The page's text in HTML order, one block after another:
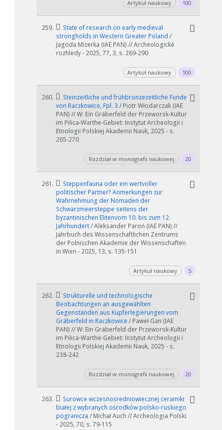
Artykuł naukowy 100
259.
State of research on early medieval
strongholds in Western Greater Poland /
Jagoda Mizerka (IAE PAN) // Archeologické
rozhledy - 2025, 77, 3, s. 269-290
Artykuł naukowy 100
260.
Steinzeitliche und frühbronzezeitliche Funde
von Raczkowice, Fpl. 3 / Piotr Włodarczak (IAE
PAN) // W: Ein Gräberfeld der Przeworsk-Kultur
im Pilica-Warthe-Gebiet: Instytut Archeologii i
Etnologii Polskiej Akademii Nauk, 2025 - s.
265-270
Rozdział w monografii naukowej 20
261.
Steppenfauna oder ein wertvoller
politischer Partner? Anmerkungen zur
Wahrnehmung der Nomaden der
Schwarzmeersteppe seitens der
byzantinischen Elitenvom 10. bis zum 12.
Jahrhundert/ Aleksander Paroń (IAE PAN) //
Jahrbuch des Wissenschaftlichen Zentrums
der Polnischen Akademie der Wissenschaften
in Wien - 2025, 13, s. 135-151
Artykuł naukowy 5
262.
Strukturelle und technologische
Beobachtungen an ausgewählten
Gegenständen aus Kupferlegierungen vom
Gräberfeld in Raczkowice / Paweł Gan (IAE
PAN) // W: Ein Gräberfeld der Przeworsk-Kultur
im Pilica-Warthe-Gebiet: Instytut Archeologii i
Etnologii Polskiej Akademii Nauk, 2025 - s.
238-242
Rozdział w monografii naukowej 20
263.
Surowce wczesnośredniowiecznej ceramiki
białej z wybranych ośrodków polsko-ruskiego
pogranicza / Michał Auch // Archeologia Polski
- 2025, 70, s. 79-115